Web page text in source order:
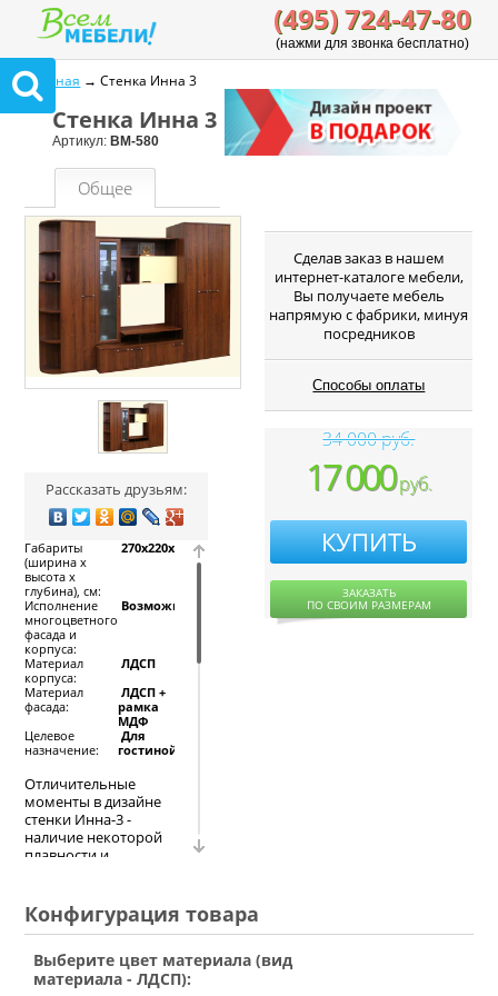
(495) 724-47-80
(нажми для звонка бесплатно)
Главная → Стенка Инна 3
Стенка Инна 3
Артикул: ВМ-580
Общее
Рассказать друзьям:
Габариты
(ширина х
высота х
глубина), см:
270x220x52,
Исполнение
многоцветного
фасада и
корпуса:
Возможно
Материал
корпуса:
ЛДСП
Материал
фасада:
ЛДСП +
рамка
МДФ
Целевое
назначение:
Для
гостиной
Отличительные
моменты в дизайне
стенки Инна-3 -
наличие некоторой
плавности и
центральном звене.
Стенка Инна-3
элементы
классических и
Cделав заказ в нашем
интернет-каталоге мебели,
Вы получаете мебель
напрямую с фабрики, минуя
посредников
Способы оплаты
34 000 руб.
17 000руб.
КУПИТЬ
ЗАКАЗАТЬ
ПО СВОИМ РАЗМЕРАМ
Конфигурация товара
Выберите цвет материала (вид
материала - ЛДСП):